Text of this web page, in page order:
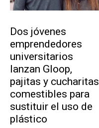
Dos jóvenes
emprendedores
universitarios
lanzan Gloop,
pajitas y cucharitas
comestibles para
sustituir el uso de
plástico